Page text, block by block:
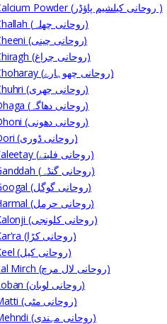
Ruhani Calcium Powder (روحانی کیلشیم پاؤڈر )
Ruhani Challah (روحانی چھلہ)
Ruhani Cheeni (روحانی چینی)
Ruhani Chiragh (روحانی چراغ)
Ruhani Choharay (روحانی چھوہارے)
Ruhani Chuhri (روحانی چھری)
Ruhani Dhaga (روحانی دھاگہ)
Ruhani Dhoni (روحانی دھونی)
Ruhani Dori (روحانی ڈوری)
Ruhani Faleetay (روحانی فلیتے)
Ruhani Ganddah (روحانی گنڈہ)
Ruhani Googal (روحانی گوگل)
Ruhani Harmal (روحانی حرمل)
Ruhani Kalonji (روحانی کلونجی)
Ruhani Kar'ra (روحانی کڑا)
Ruhani Keel (روحانی کیل)
Ruhani Lal Mirch (روحانی لال مرچ)
Ruhani Loban (روحانی لوبان)
Ruhani Matti (روحانی مٹی)
Ruhani Mehndi (روحانی مہندی)